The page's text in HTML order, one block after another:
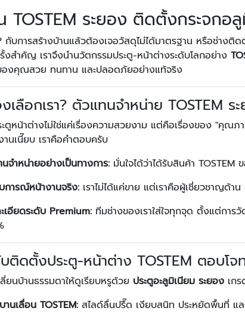
TOSTEM ระยอง ติดตั้งกระจก
กับการสร้างบ้านแล้วต้องเจอวัสดุไม่ได้มาตรฐาน หรือช่างติ
งสำคัญ เราจึงนำนวัตกรรมประตู-หน้าต่างระดับโลกอย่าง
องคุณสวย ทนทาน และปลอดภัยอย่างแท้จริง
เลือกเรา? ตัวแทนจำหน่าย TOSTEM ร
ะตูหน้าต่างไม่ใช่แค่เรื่องความสวยงาม แต่คือเรื่องของ "คุณ
นเนี๊ยบ เราคือคำตอบครับ
จำหน่ายอย่างเป็นทางการ: มั่นใจได้ว่าได้รับสินค้า
การณ์หน้างานจริง: เราไม่ได้แค่ขาย แต่เราคือผู้เชี่ยวชาญด้าน
เอียดระดับ Premium: ทีมช่างของเราใส่ใจทุกจุด ตั้งแต่การ
ติดตั้งประตู-หน้าต่าง TOSTEM ตอบโ
ยนบ้านธรรมดาให้ดูเรียบหรูด้วย ประตูอะลูมิเนียม ระยอง เก
านเลื่อน TOSTEM: สไลด์ลื่นปรื๊ด เงียบสนิท ประหยัดพื้นที่ แ